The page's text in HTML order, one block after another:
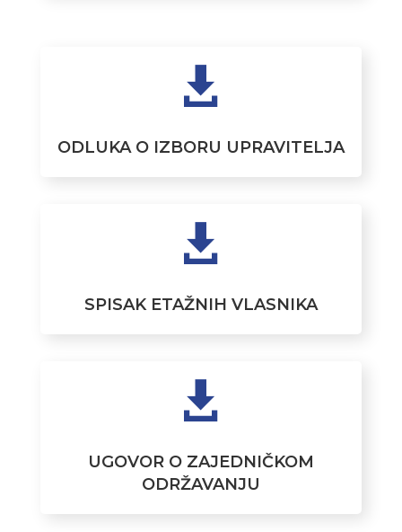

ODLUKA O IZBORU UPRAVITELJA

SPISAK ETAŽNIH VLASNIKA

UGOVOR O ZAJEDNIČKOM
ODRŽAVANJU